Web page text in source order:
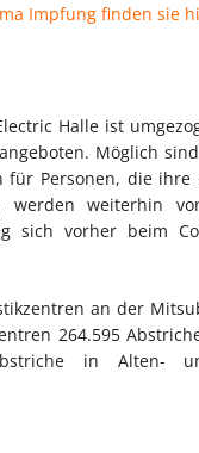
Impfung finden sie
Halle ist
Möglich
Personen, die
werden weiterhin
sich vorher beim
an der
264.595
in Alten-